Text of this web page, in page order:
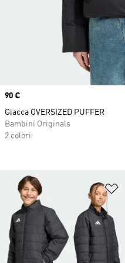
Price
90 €
Giacca OVERSIZED PUFFER
Bambini Originals
2 colori